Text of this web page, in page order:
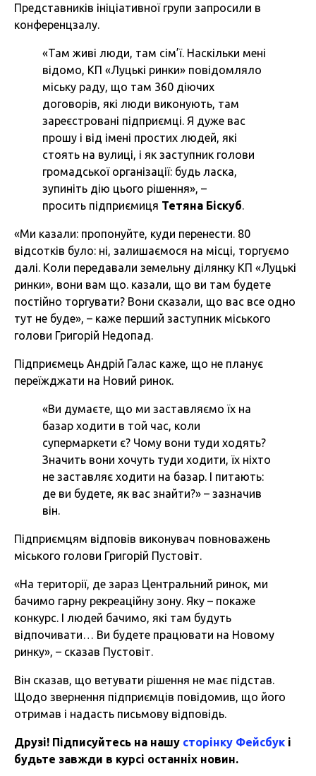
Представників ініціативної групи запросили в
конференцзалу.
«Там живі люди, там сім’ї. Наскільки мені
відомо, КП «Луцькі ринки» повідомляло
міську раду, що там 360 діючих
договорів, які люди виконують, там
зареєстровані підприємці. Я дуже вас
прошу і від імені простих людей, які
стоять на вулиці, і як заступник голови
громадської організації: будь ласка,
зупиніть дію цього рішення», –
просить підприємиця Тетяна Біскуб.
«Ми казали: пропонуйте, куди перенести. 80
відсотків було: ні, залишаємося на місці, торгуємо
далі. Коли передавали земельну ділянку КП «Луцькі
ринки», вони вам що. казали, що ви там будете
постійно торгувати? Вони сказали, що вас все одно
тут не буде», – каже перший заступник міського
голови Григорій Недопад.
Підприємець Андрій Галас каже, що не планує
переїжджати на Новий ринок.
«Ви думаєте, що ми заставляємо їх на
базар ходити в той час, коли
супермаркети є? Чому вони туди ходять?
Значить вони хочуть туди ходити, їх ніхто
не заставляє ходити на базар. І питають:
де ви будете, як вас знайти?» – зазначив
він.
Підприємцям відповів виконувач повноважень
міського голови Григорій Пустовіт.
«На території, де зараз Центральний ринок, ми
бачимо гарну рекреаційну зону. Яку – покаже
конкурс. І людей бачимо, які там будуть
відпочивати… Ви будете працювати на Новому
ринку», – сказав Пустовіт.
Він сказав, що ветувати рішення не має підстав.
Щодо звернення підприємців повідомив, що його
отримав і надасть письмову відповідь.
Друзі! Підписуйтесь на нашу сторінку Фейсбук і
будьте завжди в курсі останніх новин.